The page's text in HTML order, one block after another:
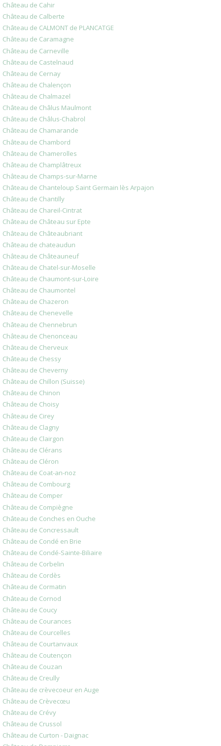
Château de Cahir
Château de Calberte
Château de CALMONT de PLANCATGE
Château de Caramagne
Château de Carneville
Château de Castelnaud
Château de Cernay
Château de Chalençon
Château de Chalmazel
Château de Châlus Maulmont
Château de Châlus-Chabrol
Château de Chamarande
Château de Chambord
Château de Chamerolles
Château de Champlâtreux
Château de Champs-sur-Marne
Château de Chanteloup Saint Germain lès Arpajon
Château de Chantilly
Château de Chareil-Cintrat
Château de Château sur Epte
Château de Châteaubriant
Château de chateaudun
Château de Châteauneuf
Château de Chatel-sur-Moselle
Château de Chaumont-sur-Loire
Château de Chaumontel
Château de Chazeron
Château de Chenevelle
Château de Chennebrun
Château de Chenonceau
Château de Cherveux
Château de Chessy
Château de Cheverny
Château de Chillon (Suisse)
Château de Chinon
Château de Choisy
Château de Cirey
Château de Clagny
Château de Clairgon
Château de Clérans
Château de Cléron
Château de Coat-an-noz
Château de Combourg
Château de Comper
Château de Compiègne
Château de Conches en Ouche
Château de Concressault
Château de Condé en Brie
Château de Condé-Sainte-Biliaire
Château de Corbelin
Château de Cordès
Château de Cormatin
Château de Cornod
Château de Coucy
Château de Courances
Château de Courcelles
Château de Courtanvaux
Château de Coutençon
Château de Couzan
Château de Creully
Château de crèvecoeur en Auge
Château de Crèvecœu
Château de Crévy
Château de Crussol
Château de Curton - Daignac